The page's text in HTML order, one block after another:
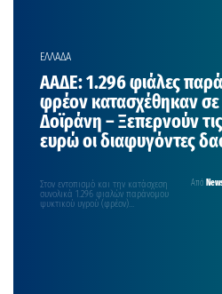
ΕΛΛΑΔΑ
ΑΑΔΕ: 1.296 φιάλες
φρέον κατασχέθηκαν
Δοϊράνη – Ξεπερνούν
ευρώ οι διαφυγόντες
Από
Στον εντοπισμό και την κατάσχεση
συνολικά 1.296 φιαλών παράνομου
ψυκτικού υγρού (φρέον)